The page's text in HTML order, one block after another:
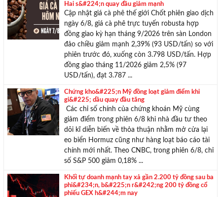
Hai s&#224;n quay đầu giảm mạnh
Cập nhật giá cà phê thế giới Chốt phiên giao dịch
ngày 6/8, giá cà phê trực tuyến robusta hợp
đồng giao kỳ hạn tháng 9/2026 trên sàn London
đảo chiều giảm mạnh 2,39% (93 USD/tấn) so với
phiên trước đó, xuống còn 3.798 USD/tấn. Hợp
đồng giao tháng 11/2026 giảm 2,5% (97
USD/tấn), đạt 3.787 ...
Chứng kho&#225;n Mỹ đồng loạt giảm điểm khi
gi&#225; dầu quay đầu tăng
Các chỉ số chính của chứng khoán Mỹ cùng
giảm điểm trong phiên 6/8 khi nhà đầu tư theo
dõi kĩ diễn biến về thỏa thuận nhằm mở cửa lại
eo biển Hormuz cũng như hàng loạt báo cáo tài
chính mới nhất. Theo CNBC, trong phiên 6/8, chỉ
số S&P 500 giảm 0,18% ...
Khối tự doanh mạnh tay xả gần 2.200 tỷ đồng sau ba
phi&#234;n, b&#225;n r&#242;ng 200 tỷ đồng cổ
phiếu GEX h&#244;m nay